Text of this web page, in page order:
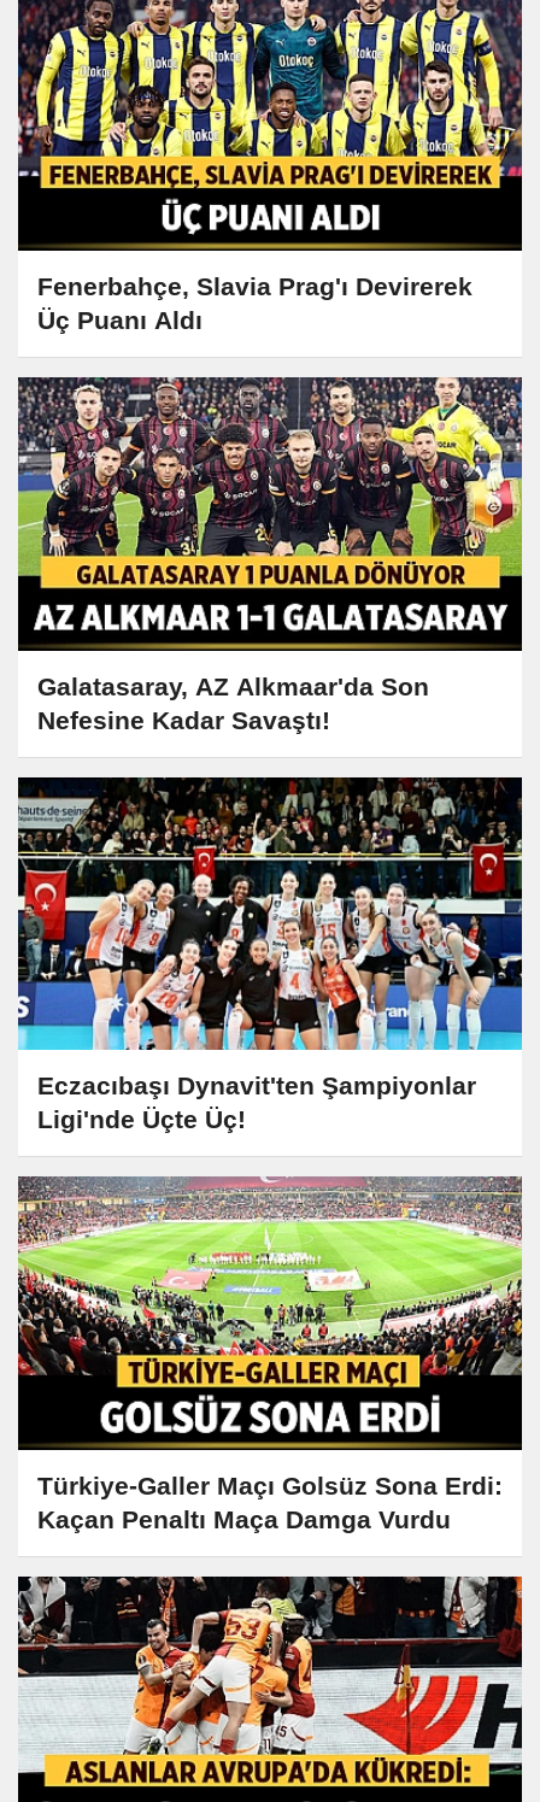
Fenerbahçe, Slavia Prag'ı Devirerek
Üç Puanı Aldı
Galatasaray, AZ Alkmaar'da Son
Nefesine Kadar Savaştı!
Eczacıbaşı Dynavit'ten Şampiyonlar
Ligi'nde Üçte Üç!
Türkiye-Galler Maçı Golsüz Sona Erdi:
Kaçan Penaltı Maça Damga Vurdu